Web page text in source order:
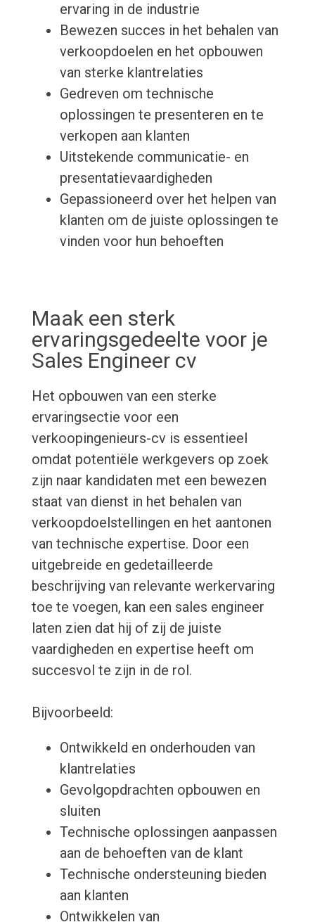
ervaring in de industrie
Bewezen succes in het behalen van
verkoopdoelen en het opbouwen
van sterke klantrelaties
Gedreven om technische
oplossingen te presenteren en te
verkopen aan klanten
Uitstekende communicatie- en
presentatievaardigheden
Gepassioneerd over het helpen van
klanten om de juiste oplossingen te
vinden voor hun behoeften
Maak een sterk
ervaringsgedeelte voor je
Sales Engineer cv
Het opbouwen van een sterke
ervaringsectie voor een
verkoopingenieurs-cv is essentieel
omdat potentiële werkgevers op zoek
zijn naar kandidaten met een bewezen
staat van dienst in het behalen van
verkoopdoelstellingen en het aantonen
van technische expertise. Door een
uitgebreide en gedetailleerde
beschrijving van relevante werkervaring
toe te voegen, kan een sales engineer
laten zien dat hij of zij de juiste
vaardigheden en expertise heeft om
succesvol te zijn in de rol.
Bijvoorbeeld:
Ontwikkeld en onderhouden van
klantrelaties
Gevolgopdrachten opbouwen en
sluiten
Technische oplossingen aanpassen
aan de behoeften van de klant
Technische ondersteuning bieden
aan klanten
Ontwikkelen van